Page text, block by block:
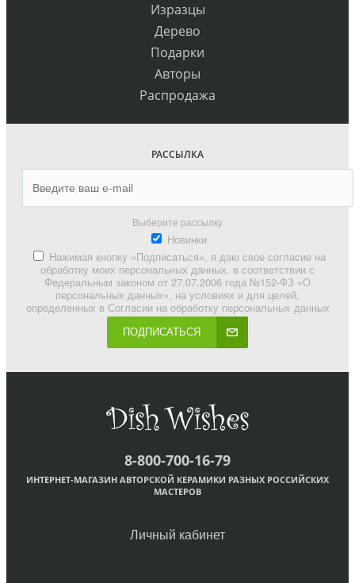
Изразцы
Дерево
Подарки
Авторы
Распродажа
РАССЫЛКА
Выберите рассылку
Новинки
Нажимая кнопку «Подписаться», я даю свое согласие на
обработку моих персональных данных, в соответствии с
Федеральным законом от 27.07.2006 года №152-ФЗ «О
персональных данных», на условиях и для целей,
определенных в Согласии на обработку персональных данных
ПОДПИСАТЬСЯ
8-800-700-16-79
ИНТЕРНЕТ-МАГАЗИН АВТОРСКОЙ КЕРАМИКИ РАЗНЫХ РОССИЙСКИХ
МАСТЕРОВ
Личный кабинет